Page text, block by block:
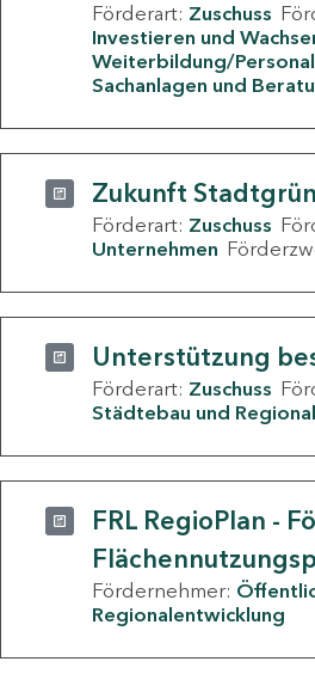
Förderart: Zuschuss
Investieren und
Weiterbildung/Personal
Sachanlagen und
Zukunft
Förderart: Zuschuss
Unternehmen
Unterstützung
Förderart: Zuschuss
Städtebau und
FRL RegioPlan -
Fördernehmer:
Regionalentwicklung